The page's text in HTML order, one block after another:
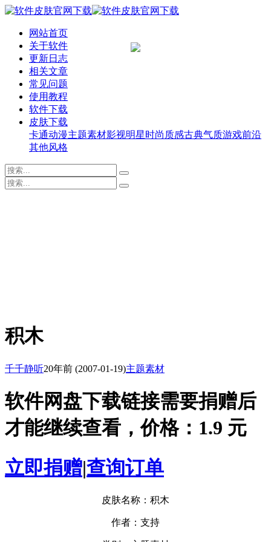
网站首页
关于软件
更新日志
相关文章
常见问题
使用教程
软件下载
皮肤下载
卡通动漫主题素材影视明星时尚质感古典气质游戏前沿
其他风格
积木
千千静听20年前 (2007-01-19)主题素材
软件网盘下载链接需要捐赠后
才能继续查看，价格：1.9 元
立即捐赠|查询订单
皮肤名称：积木
作者：支持